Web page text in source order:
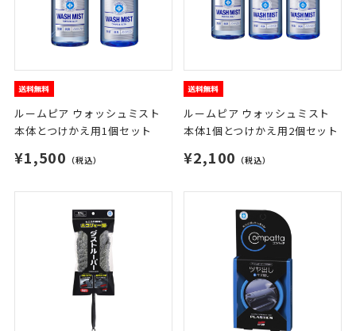
ルームピア ウォッシュミスト
本体とつけかえ用1個セット
¥1,500 （税込）
ルームピア ウォッシュミスト
本体1個とつけかえ用2個セット
¥2,100 （税込）